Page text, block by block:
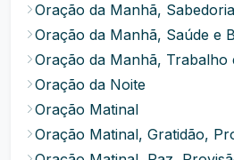
Oração da Manhã,
Oração da Manhã, Saúde e
Oração da Manhã, Trabalho
Oração da Noite
Oração Matinal
Oração Matinal, Gratidão,